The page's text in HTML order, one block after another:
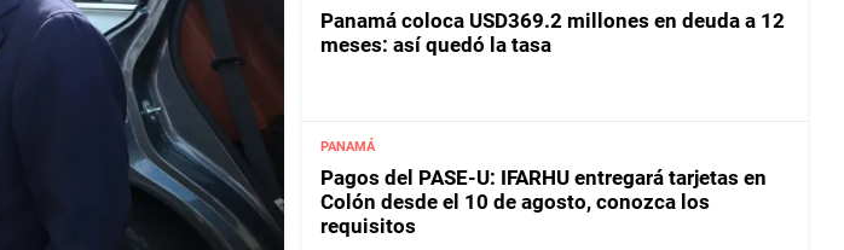
Panamá coloca USD369.2 millones en deuda a 12
meses: así quedó la tasa
PANAMÁ
Pagos del PASE-U: IFARHU entregará tarjetas en
Colón desde el 10 de agosto, conozca los
requisitos